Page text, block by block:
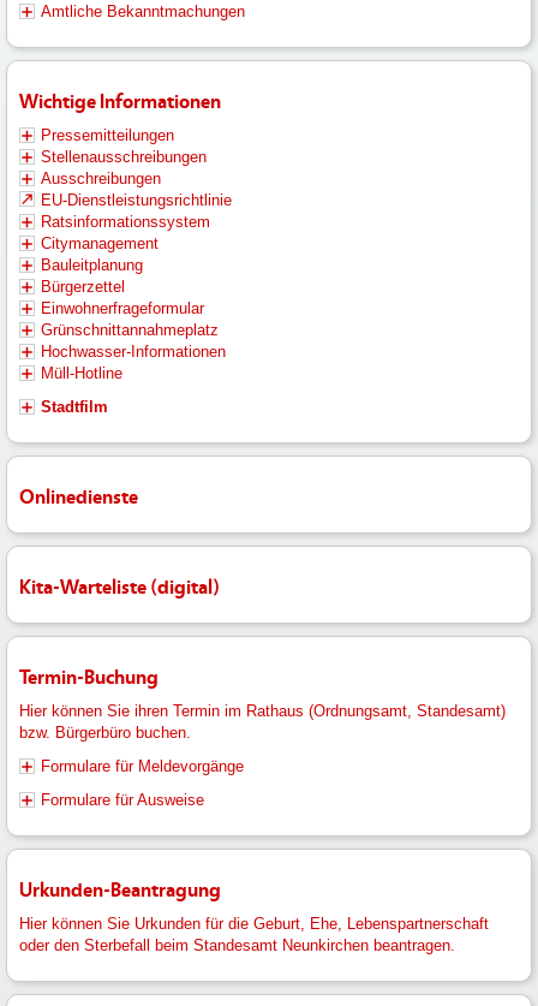
Amtliche Bekanntmachungen
Wichtige Informationen
Pressemitteilungen
Stellenausschreibungen
Ausschreibungen
EU-Dienstleistungsrichtlinie
Ratsinformationssystem
Citymanagement
Bauleitplanung
Bürgerzettel
Einwohnerfrageformular
Grünschnittannahmeplatz
Hochwasser-Informationen
Müll-Hotline
Stadtfilm
Onlinedienste
Kita-Warteliste (digital)
Termin-Buchung
Hier können Sie ihren Termin im Rathaus (Ordnungsamt, Standesamt)
bzw. Bürgerbüro buchen.
Formulare für Meldevorgänge
Formulare für Ausweise
Urkunden-Beantragung
Hier können Sie Urkunden für die Geburt, Ehe, Lebenspartnerschaft
oder den Sterbefall beim Standesamt Neunkirchen beantragen.